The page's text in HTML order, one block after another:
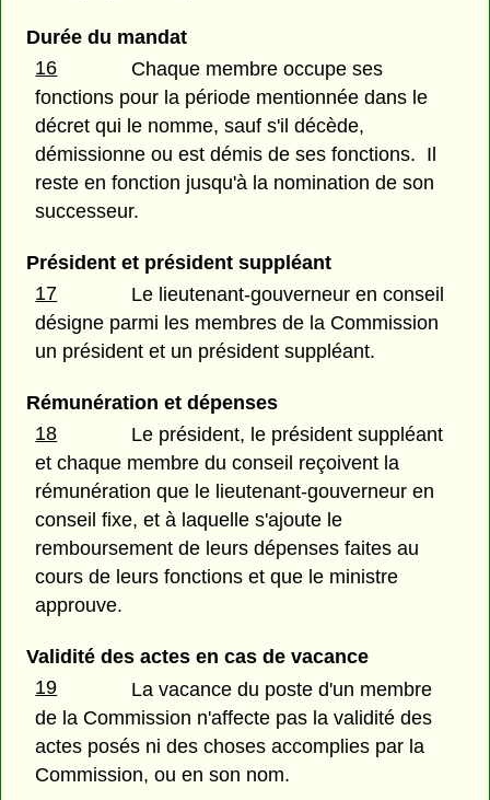
Durée du mandat
16
Chaque membre occupe ses
fonctions pour la période mentionnée dans le
décret qui le nomme, sauf s'il décède,
démissionne ou est démis de ses fonctions. Il
reste en fonction jusqu'à la nomination de son
successeur.
Président et président suppléant
17
Le lieutenant-gouverneur en conseil
désigne parmi les membres de la Commission
un président et un président suppléant.
Rémunération et dépenses
18
Le président, le président suppléant
et chaque membre du conseil reçoivent la
rémunération que le lieutenant-gouverneur en
conseil fixe, et à laquelle s'ajoute le
remboursement de leurs dépenses faites au
cours de leurs fonctions et que le ministre
approuve.
Validité des actes en cas de vacance
19
La vacance du poste d'un membre
de la Commission n'affecte pas la validité des
actes posés ni des choses accomplies par la
Commission, ou en son nom.